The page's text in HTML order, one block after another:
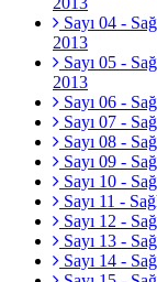
Sayı 04 -
2013
Sayı 05 -
2013
Sayı 06 -
Sayı 07 -
Sayı 08 -
Sayı 09 -
Sayı 10 -
Sayı 11 -
Sayı 12 -
Sayı 13 -
Sayı 14 -